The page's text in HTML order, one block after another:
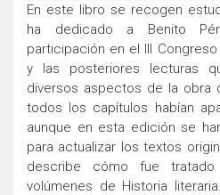
En este libro se recogen
ha dedicado a Benito
participación en el III
y las posteriores lecturas
diversos aspectos de la obra
todos los capítulos habían
aunque en esta edición se
para actualizar los textos
describe cómo fue
volúmenes de Historia